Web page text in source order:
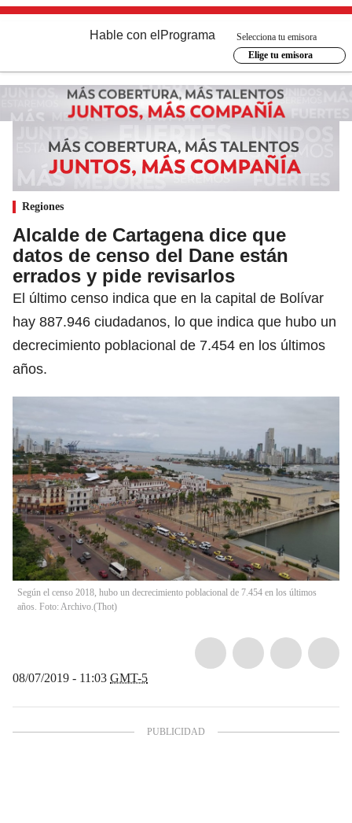
Hable con el Programa
Selecciona tu emisora
Elige tu emisora
Regiones
Alcalde de Cartagena dice que
datos de censo del Dane están
errados y pide revisarlos
El último censo indica que en la capital de Bolívar
hay 887.946 ciudadanos, lo que indica que hubo un
decrecimiento poblacional de 7.454 en los últimos
años.
Según el censo 2018, hubo un decrecimiento poblacional de 7.454 en los últimos
años. Foto: Archivo.(Thot)
08/07/2019 - 11:03 GMT-5